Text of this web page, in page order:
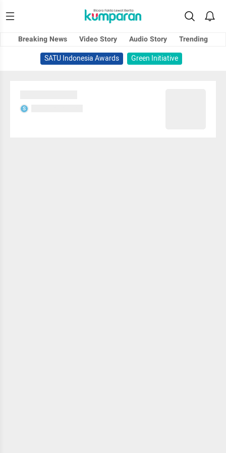
Breaking News Video Story Audio Story
Trending
SATU Indonesia Awards
Green Initiative
S